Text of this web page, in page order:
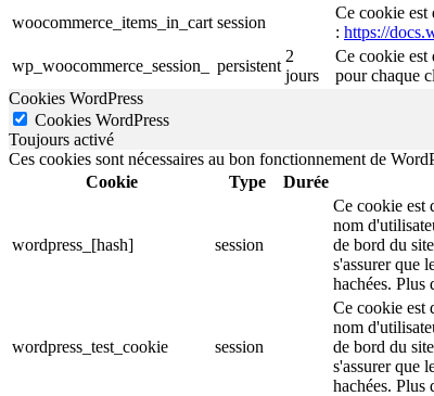
woocommerce_items_in_cart session
Ce cookie est
: https://
wp_woocommerce_session_
persistent
2
jours
Ce cookie est
pour chaque
Cookies WordPress
Cookies WordPress
Toujours activé
Ces cookies sont nécessaires au bon fonctionnement de
Cookie
Type Durée
wordpress_[hash] session
Ce cookie est
nom
de bord du
s'assurer que
hachées. Plus
wordpress_test_cookie session
Ce cookie est
nom
de bord du
s'assurer que
hachées. Plus